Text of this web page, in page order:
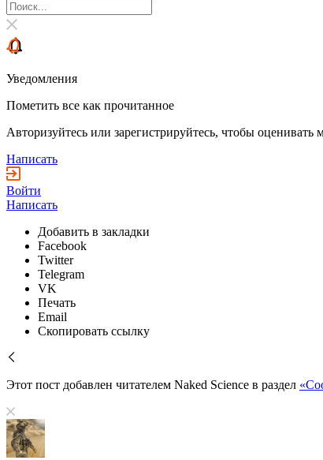
Уведомления
Пометить все как прочитанное
Авторизуйтесь или зарегистрируйтесь, чтобы
Написать
Войти
Написать
Добавить в закладки
Facebook
Twitter
Telegram
VK
Печать
Email
Скопировать ссылку
Этот пост добавлен читателем Naked Science в раздел